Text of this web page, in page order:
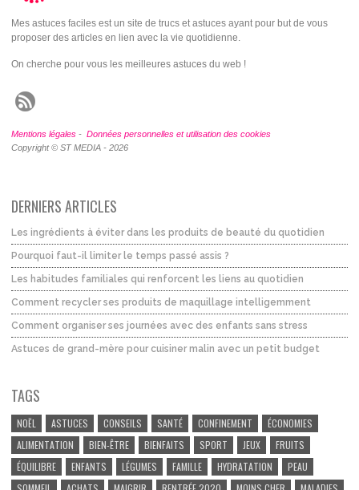
Mes astuces faciles est un site de trucs et astuces ayant pour but de vous
proposer des articles en lien avec la vie quotidienne.
On cherche pour vous les meilleures astuces du web !
Mentions légales - Données personnelles et utilisation des cookies
Copyright © ST MEDIA - 2026
DERNIERS ARTICLES
Les ingrédients à éviter dans les produits de beauté du quotidien
Pourquoi faut-il limiter le temps passé assis ?
Les habitudes familiales qui renforcent les liens au quotidien
Comment recycler ses produits de maquillage intelligemment
Comment organiser ses journées avec des enfants sans stress
Astuces de grand-mère pour cuisiner malin avec un petit budget
TAGS
NOËL ASTUCES CONSEILS SANTÉ CONFINEMENT
ÉCONOMIES
ALIMENTATION
BIEN-ÊTRE BIENFAITS SPORT JEUX
FRUITS
ÉQUILIBRE
ENFANTS LÉGUMES FAMILLE HYDRATATION
PEAU